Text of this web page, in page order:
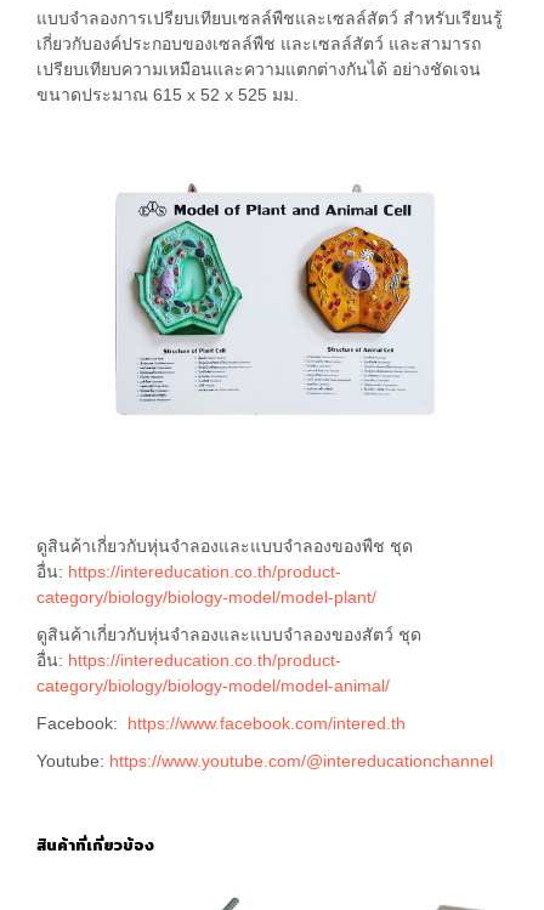
แบบจำลองการเปรียบเทียบเซลล์พืชและเซลล์สัตว์ สำหรับเรียนรู้
เกี่ยวกับองค์ประกอบของเซลล์พืช และเซลล์สัตว์ และสามารถ
เปรียบเทียบความเหมือนและความแตกต่างกันได้ อย่างชัดเจน
ขนาดประมาณ 615 x 52 x 525 มม.
ดูสินค้าเกี่ยวกับหุ่นจำลองและแบบจำลองของพืช ชุด
อื่น: https://intereducation.co.th/product-
category/biology/biology-model/model-plant/
ดูสินค้าเกี่ยวกับหุ่นจำลองและแบบจำลองของสัตว์ ชุด
อื่น: https://intereducation.co.th/product-
category/biology/biology-model/model-animal/
Facebook: https://www.facebook.com/intered.th
Youtube: https://www.youtube.com/@intereducationchannel
สินค้าที่เกี่ยวข้อง